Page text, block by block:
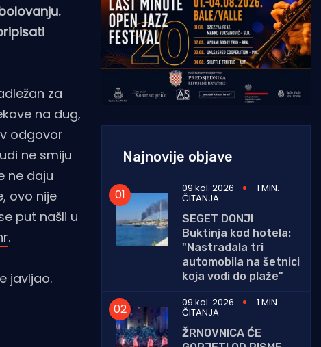
za
na dug,
odgovor
ne smiju
ne daju
ovo nije
put našli u
.
javljao.
Najnovije objave
09 kol. 2026 1 MIN.
ČITANJA
SEGET DONJI
Buktinja kod hotela:
"Nastradala tri
automobila na šetnici
koja vodi do plaže"
09 kol. 2026
1 MIN.
ČITANJA
ŽRNOVNICA ĆE